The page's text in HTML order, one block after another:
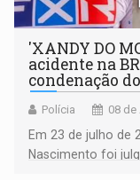
'XANDY DO
acidente na
condenação
Polícia 08 de
Em 23 de julho de
Nascimento foi